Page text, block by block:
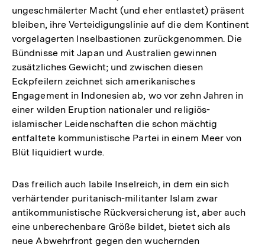
ungeschmälerter Macht (und eher entlastet) präsent
bleiben, ihre Verteidigungslinie auf die dem Kontinent
vorgelagerten Inselbastionen zurückgenommen. Die
Bündnisse mit Japan und Australien gewinnen
zusätzliches Gewicht; und zwischen diesen
Eckpfeilern zeichnet sich amerikanisches
Engagement in Indonesien ab, wo vor zehn Jahren in
einer wilden Eruption nationaler und religiös-
islamischer Leidenschaften die schon mächtig
entfaltete kommunistische Partei in einem Meer von
Blüt liquidiert wurde.
Das freilich auch labile Inselreich, in dem ein sich
verhärtender puritanisch-militanter Islam zwar
antikommunistische Rückversicherung ist, aber auch
eine unberechenbare Größe bildet, bietet sich als
neue Abwehrfront gegen den wuchernden